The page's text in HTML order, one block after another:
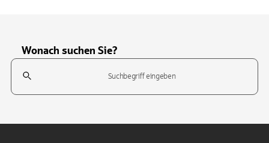
Wonach suchen Sie?
Suchfeld